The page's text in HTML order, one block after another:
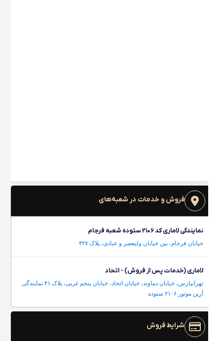
فروش و خدمات در شعبه‌های
نمایندگی لاماری کد ۲۱۰۶ ستوده شعبه فرجام
خیابان فرجام، بین خیابان ولیعصر و عبادی، پلاک ۴۲۷
لاماری (خدمات پس از فروش) - اتحاد
تهرانپارس، خیابان دماوند، خیابان اتحاد، خیابان پنجم غربی، پلاک ۴۱ نمایندگی
آرین موتور ۲۱۰۶ ستوده
شرایط فروش